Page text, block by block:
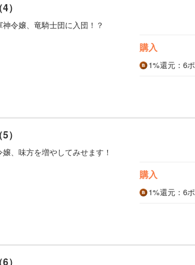
）
令嬢、竜騎士団に入団！？
購入
1%還元 ：6
）
、味方を増やしてみせます！
購入
1%還元 ：6
）